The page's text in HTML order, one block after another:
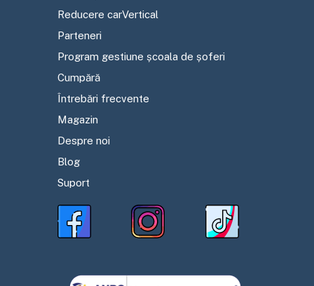
Reducere carVertical
Parteneri
Program gestiune școala de șoferi
Cumpără
Întrebări frecvente
Magazin
Despre noi
Blog
Suport